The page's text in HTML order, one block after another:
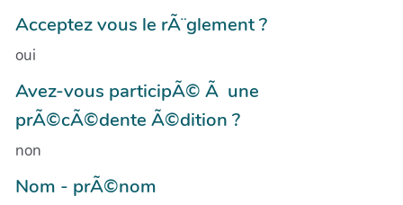
Acceptez vous le rÃ¨glement ?
oui
Avez-vous participÃ© Ã une
prÃ©cÃ©dente Ã©dition ?
non
Nom - prÃ©nom